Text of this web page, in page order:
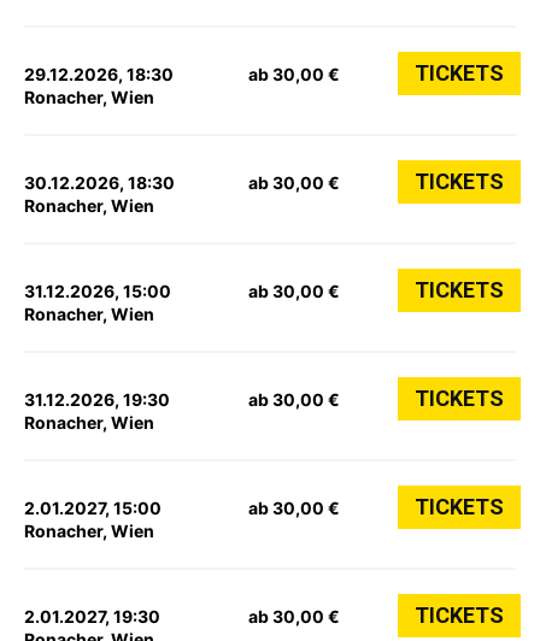
29.12.2026, 18:30
Ronacher, Wien
ab 30,00 € TICKETS
30.12.2026, 18:30
Ronacher, Wien
ab 30,00 € TICKETS
31.12.2026, 15:00
Ronacher, Wien
ab 30,00 € TICKETS
31.12.2026, 19:30
Ronacher, Wien
ab 30,00 € TICKETS
2.01.2027, 15:00
Ronacher, Wien
ab 30,00 € TICKETS
2.01.2027, 19:30
ab 30,00 € TICKETS